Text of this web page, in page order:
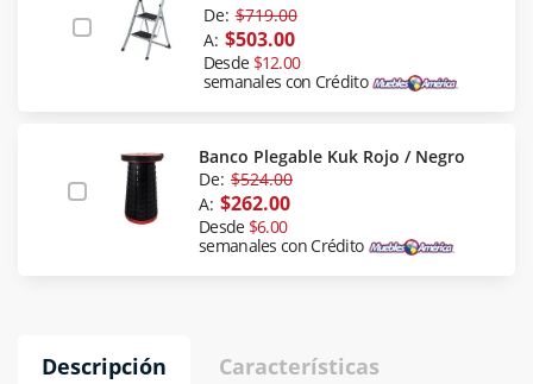
De: $719.00
A: $503.00
Desde $12.00
semanales con Crédito
Banco Plegable Kuk Rojo / Negro
De: $524.00
A: $262.00
Desde $6.00
semanales con Crédito
Descripción Características